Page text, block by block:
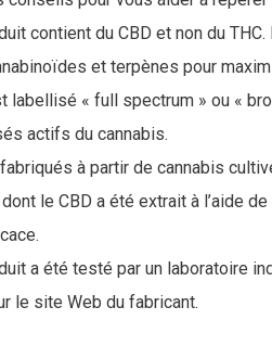
contient du CBD et non du
et terpènes pour
« full spectrum » ou «
actifs du cannabis.
à partir de cannabis
le CBD a été extrait à l’aide
a été testé par un laboratoire
le site Web du fabricant.